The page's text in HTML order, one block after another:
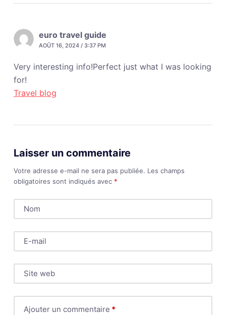
euro travel guide
AOÛT 16, 2024 / 3:37 PM
Very interesting info!Perfect just what I was looking
for!
Travel blog
Laisser un commentaire
Votre adresse e-mail ne sera pas publiée. Les champs
obligatoires sont indiqués avec *
Nom
E-mail
Site web
Ajouter un commentaire *